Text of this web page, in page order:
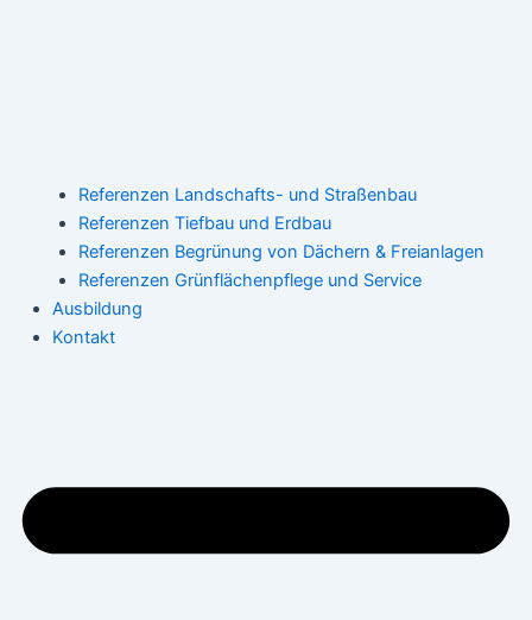
Referenzen Landschafts- und Straßenbau
Referenzen Tiefbau und Erdbau
Referenzen Begrünung von Dächern & Freianlagen
Referenzen Grünflächenpflege und Service
Ausbildung
Kontakt